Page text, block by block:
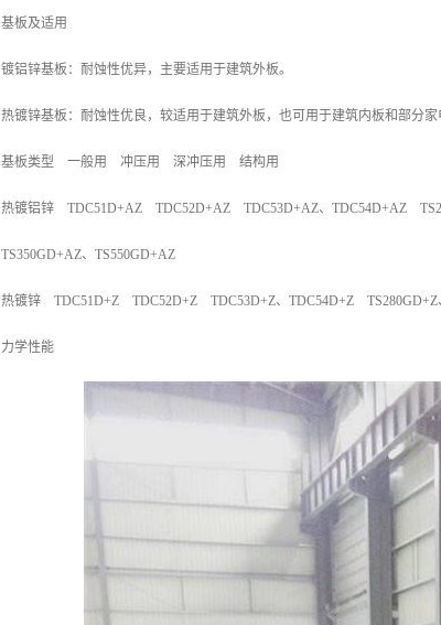
基板及适用
镀铝锌基板：耐蚀性优异，主要适用于建筑外板。
热镀锌基板：耐蚀性优良，较适用于建筑外板，也可用于建筑内板和部分家
基板类型 一般用 冲压用 深冲压用 结构用
热镀铝锌 TDC51D+AZ TDC52D+AZ TDC53D+AZ、TDC54D+AZ
TS350GD+AZ、TS550GD+AZ
热镀锌 TDC51D+Z TDC52D+Z TDC53D+Z、TDC54D+Z TS280GD+Z
力学性能